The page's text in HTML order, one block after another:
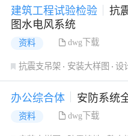
建筑工程试验检验
抗
图水电风系统
资料 dwg下载
抗震支吊架 安装大样图 设
办公综合体 安防系统
资料 dwg下载